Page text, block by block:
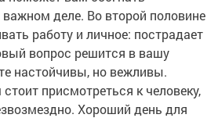
деле. Во второй половине
работу и личное: пострадает
вопрос решится в вашу
настойчивы, но вежливы.
присмотреться к человеку,
Хороший день для